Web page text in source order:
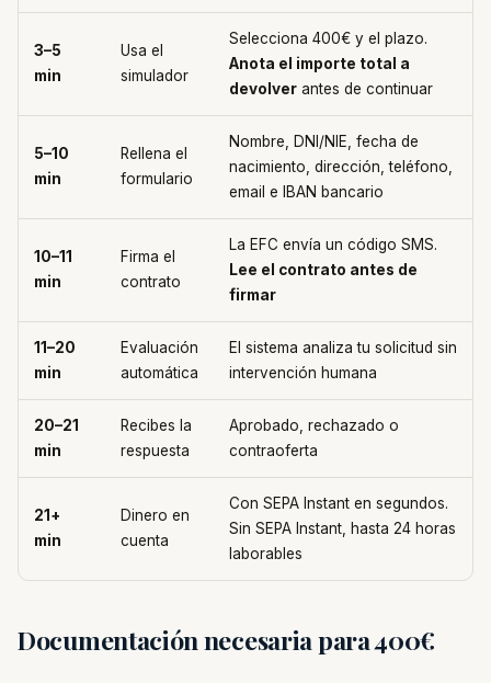
3–5
min
Usa el
simulador
Selecciona 400€ y el plazo.
Anota el importe total a
devolver antes de continuar
5–10
min
Rellena el
formulario
Nombre, DNI/NIE, fecha de
nacimiento, dirección, teléfono,
email e IBAN bancario
10–11
min
Firma el
contrato
La EFC envía un código SMS.
Lee el contrato antes de
firmar
11–20
min
Evaluación
automática
El sistema analiza tu solicitud sin
intervención humana
20–21
min
Recibes la
respuesta
Aprobado, rechazado o
contraoferta
21+
min
Dinero en
cuenta
Con SEPA Instant en segundos.
Sin SEPA Instant, hasta 24 horas
laborables
Documentación necesaria para 400€